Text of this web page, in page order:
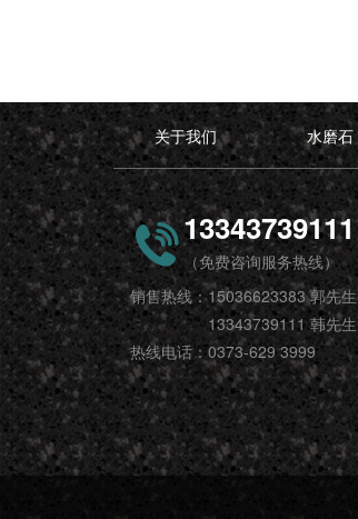
关于我们 水磨石
13343739111
（免费咨询服务热线）
销售热线：15036623383 郭先生
13343739111 韩先生
热线电话：0373-629 3999